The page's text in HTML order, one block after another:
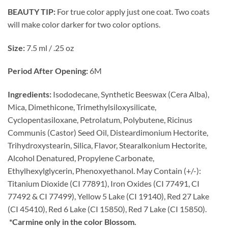
BEAUTY TIP: For true color apply just one coat. Two coats
will make color darker for two color options.
Size: 7.5 ml / .25 oz
Period After Opening: 6M
Ingredients: Isododecane, Synthetic Beeswax (Cera Alba),
Mica, Dimethicone, Trimethylsiloxysilicate,
Cyclopentasiloxane, Petrolatum, Polybutene, Ricinus
Communis (Castor) Seed Oil, Disteardimonium Hectorite,
Trihydroxystearin, Silica, Flavor, Stearalkonium Hectorite,
Alcohol Denatured, Propylene Carbonate,
Ethylhexylglycerin, Phenoxyethanol. May Contain (+/-):
Titanium Dioxide (CI 77891), Iron Oxides (CI 77491, CI
77492 & CI 77499), Yellow 5 Lake (CI 19140), Red 27 Lake
(CI 45410), Red 6 Lake (CI 15850), Red 7 Lake (CI 15850).
*Carmine only in the color Blossom.